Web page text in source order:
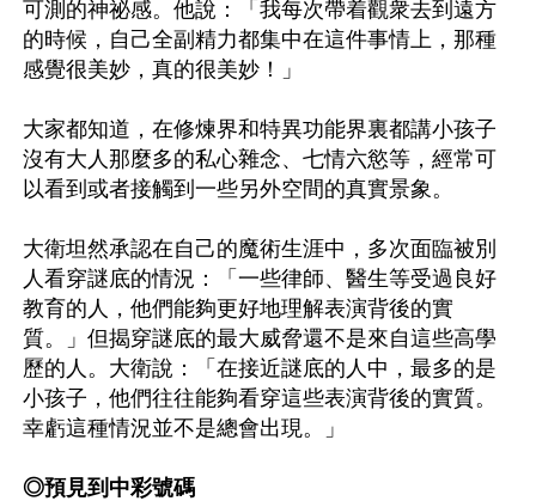
可測的神祕感。他說：「我每次帶着觀衆去到遠方
的時候，自己全副精力都集中在這件事情上，那種
感覺很美妙，真的很美妙！」
大家都知道，在修煉界和特異功能界裏都講小孩子
沒有大人那麼多的私心雜念、七情六慾等，經常可
以看到或者接觸到一些另外空間的真實景象。
大衛坦然承認在自己的魔術生涯中，多次面臨被別
人看穿謎底的情況：「一些律師、醫生等受過良好
教育的人，他們能夠更好地理解表演背後的實
質。」但揭穿謎底的最大威脅還不是來自這些高學
歷的人。大衛說：「在接近謎底的人中，最多的是
小孩子，他們往往能夠看穿這些表演背後的實質。
幸虧這種情況並不是總會出現。」
◎預見到中彩號碼